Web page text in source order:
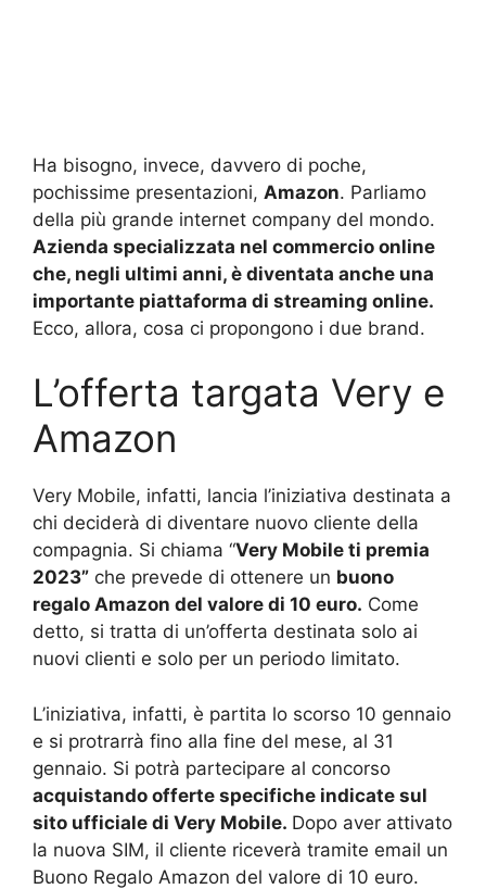
Ha bisogno, invece, davvero di poche,
pochissime presentazioni, Amazon. Parliamo
della più grande internet company del mondo.
Azienda specializzata nel commercio online
che, negli ultimi anni, è diventata anche una
importante piattaforma di streaming online.
Ecco, allora, cosa ci propongono i due brand.
L’offerta targata Very e
Amazon
Very Mobile, infatti, lancia l’iniziativa destinata a
chi deciderà di diventare nuovo cliente della
compagnia. Si chiama “Very Mobile ti premia
2023” che prevede di ottenere un buono
regalo Amazon del valore di 10 euro. Come
detto, si tratta di un’offerta destinata solo ai
nuovi clienti e solo per un periodo limitato.
L’iniziativa, infatti, è partita lo scorso 10 gennaio
e si protrarrà fino alla fine del mese, al 31
gennaio. Si potrà partecipare al concorso
acquistando offerte specifiche indicate sul
sito ufficiale di Very Mobile. Dopo aver attivato
la nuova SIM, il cliente riceverà tramite email un
Buono Regalo Amazon del valore di 10 euro.